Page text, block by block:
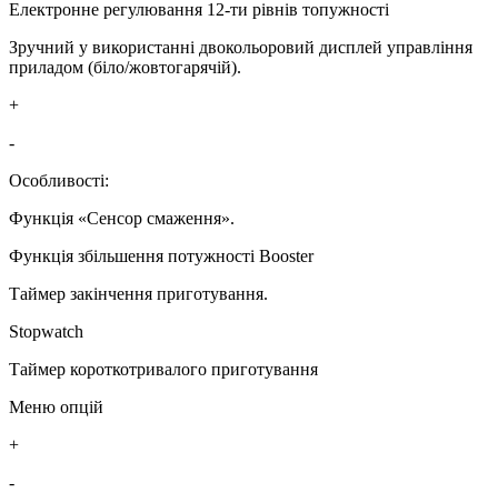
Електронне регулювання 12-ти рівнів топужності
Зручний у використанні двокольоровий дисплей управління
приладом (біло/жовтогарячій).
+
-
Особливості:
Функція «Сенсор смаження».
Функція збільшення потужності Booster
Таймер закінчення приготування.
Stopwatch
Таймер короткотривалого приготування
Меню опцій
+
-